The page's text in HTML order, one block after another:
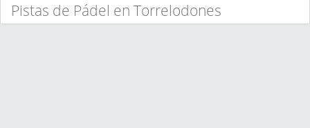
Pistas de Pádel en Torrelodones